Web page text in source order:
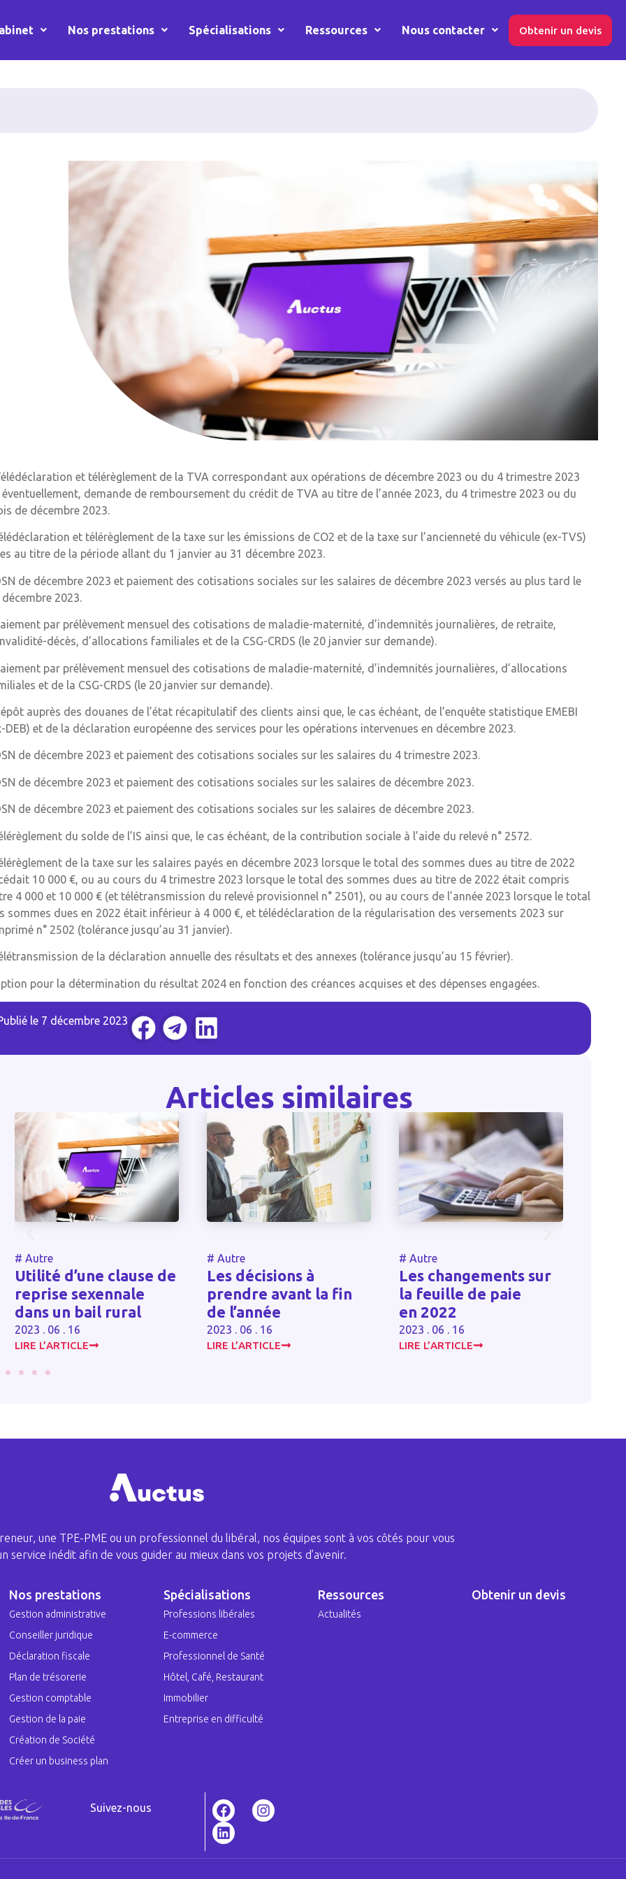
Nos prestations Spécialisations Ressources Nous contacter Obtenir un devis
et télérèglement de la TVA correspondant aux opérations de décembre 2023 ou du 4 trimestre 2023
éventuellement, demande de remboursement du crédit de TVA au titre de l’année 2023, du 4 trimestre 2023 ou du
de décembre 2023.
et télérèglement de la taxe sur les émissions de CO2 et de la taxe sur l’ancienneté du véhicule (ex-TVS)
au titre de la période allant du 1 janvier au 31 décembre 2023.
de décembre 2023 et paiement des cotisations sociales sur les salaires de décembre 2023 versés au plus tard le
2023.
par prélèvement mensuel des cotisations de maladie-maternité, d’indemnités journalières, de retraite,
décès, d’allocations familiales et de la CSG-CRDS (le 20 janvier sur demande).
par prélèvement mensuel des cotisations de maladie-maternité, d’indemnités journalières, d’allocations
et de la CSG-CRDS (le 20 janvier sur demande).
auprès des douanes de l’état récapitulatif des clients ainsi que, le cas échéant, de l’enquête statistique EMEBI
DEB) et de la déclaration européenne des services pour les opérations intervenues en décembre 2023.
de décembre 2023 et paiement des cotisations sociales sur les salaires du 4 trimestre 2023.
de décembre 2023 et paiement des cotisations sociales sur les salaires de décembre 2023.
de décembre 2023 et paiement des cotisations sociales sur les salaires de décembre 2023.
du solde de l’IS ainsi que, le cas échéant, de la contribution sociale à l’aide du relevé n° 2572.
de la taxe sur les salaires payés en décembre 2023 lorsque le total des sommes dues au titre de 2022
10 000 €, ou au cours du 4 trimestre 2023 lorsque le total des sommes dues au titre de 2022 était compris
4 000 et 10 000 € (et télétransmission du relevé provisionnel n° 2501), ou au cours de l’année 2023 lorsque le total
sommes dues en 2022 était inférieur à 4 000 €, et télédéclaration de la régularisation des versements 2023 sur
n° 2502 (tolérance jusqu’au 31 janvier).
de la déclaration annuelle des résultats et des annexes (tolérance jusqu’au 15 février).
pour la détermination du résultat 2024 en fonction des créances acquises et des dépenses engagées.
le 7 décembre 2023
Articles similaires
Autre
d’une clause de
sexennale
un bail rural
. 06 . 16
L’ARTICLE
Autre
Les décisions à
prendre avant la fin
de l’année
2023 . 06 . 16
LIRE L’ARTICLE
Autre
Les changements sur
la feuille de paie
en 2022
2023 . 06 . 16
LIRE L’ARTICLE
une TPE-PME ou un professionnel du libéral, nos équipes sont à vos côtés pour vous
service inédit afin de vous guider au mieux dans vos projets d’avenir.
Nos prestations
Gestion administrative
Conseiller juridique
Déclaration fiscale
Plan de trésorerie
Gestion comptable
Gestion de la paie
Création de Société
Créer un business plan
Spécialisations
Professions libérales
E-commerce
Professionnel de Santé
Hôtel, Café, Restaurant
Immobilier
Entreprise en difficulté
Ressources
Actualités
Obtenir un devis
Suivez-nous